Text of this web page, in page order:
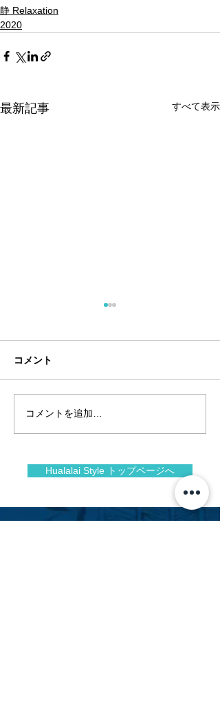
静 Relaxation
2020
最新記事 すべて表示
夏のアートショー＠フア
ラライ
コメント
コメントを追加…
Hualalai Style トップページへ